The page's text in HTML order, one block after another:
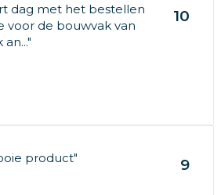
dag met het bestellen
voor de bouwvak van
10
product" 9